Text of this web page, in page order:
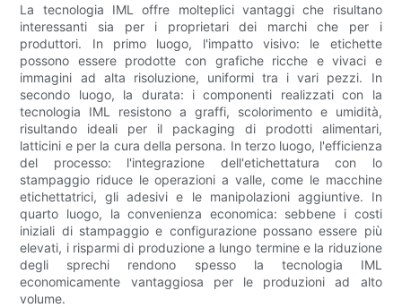
La tecnologia IML offre molteplici vantaggi che risultano
interessanti sia per i proprietari dei marchi che per i
produttori. In primo luogo, l'impatto visivo: le etichette
possono essere prodotte con grafiche ricche e vivaci e
immagini ad alta risoluzione, uniformi tra i vari pezzi. In
secondo luogo, la durata: i componenti realizzati con la
tecnologia IML resistono a graffi, scolorimento e umidità,
risultando ideali per il packaging di prodotti alimentari,
latticini e per la cura della persona. In terzo luogo, l'efficienza
del processo: l'integrazione dell'etichettatura con lo
stampaggio riduce le operazioni a valle, come le macchine
etichettatrici, gli adesivi e le manipolazioni aggiuntive. In
quarto luogo, la convenienza economica: sebbene i costi
iniziali di stampaggio e configurazione possano essere più
elevati, i risparmi di produzione a lungo termine e la riduzione
degli sprechi rendono spesso la tecnologia IML
economicamente vantaggiosa per le produzioni ad alto
volume.